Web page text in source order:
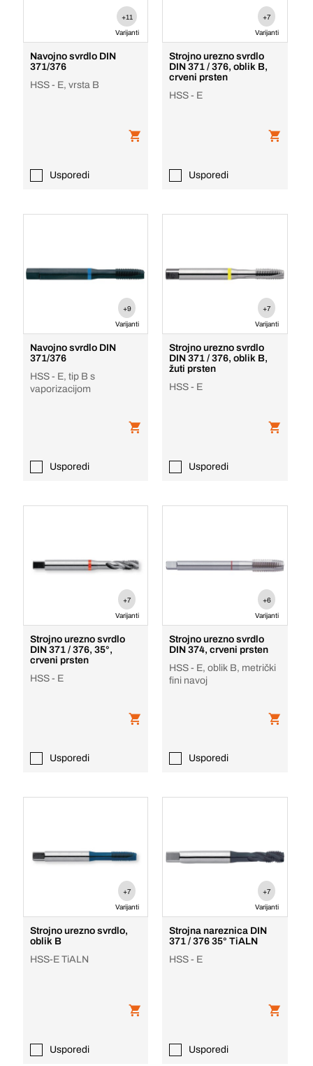
+11
Varijanti
Navojno svrdlo DIN
371/376
HSS - E, vrsta B
Usporedi
+7
Varijanti
Strojno urezno svrdlo
DIN 371 / 376, oblik B,
crveni prsten
HSS - E
Usporedi
+9
Varijanti
Navojno svrdlo DIN
371/376
HSS - E, tip B s
vaporizacijom
Usporedi
+7
Varijanti
Strojno urezno svrdlo
DIN 371 / 376, oblik B,
žuti prsten
HSS - E
Usporedi
+7
Varijanti
Strojno urezno svrdlo
DIN 371 / 376, 35°,
crveni prsten
HSS - E
Usporedi
+6
Varijanti
Strojno urezno svrdlo
DIN 374, crveni prsten
HSS - E, oblik B, metrički
fini navoj
Usporedi
+7
Varijanti
Strojno urezno svrdlo,
oblik B
HSS-E TiALN
Usporedi
+7
Varijanti
Strojna nareznica DIN
371 / 376 35° TiALN
HSS - E
Usporedi